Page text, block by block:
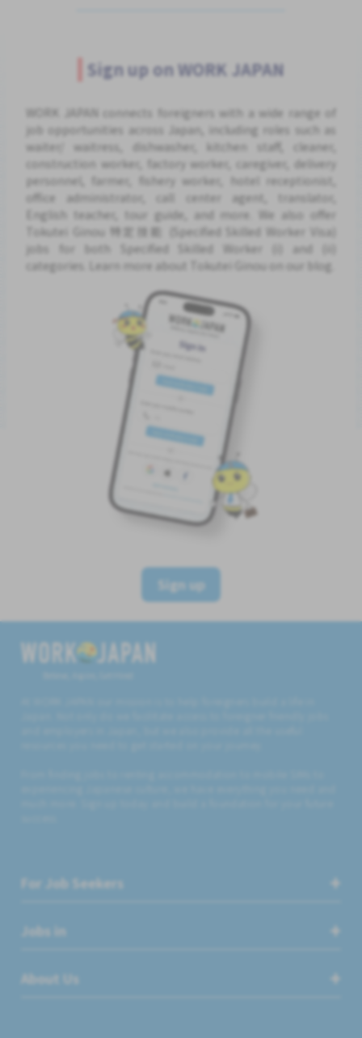
Sign up on WORK JAPAN
WORK JAPAN connects foreigners with a wide range of
job opportunities across Japan, including roles such as
waiter/ waitress, dishwasher, kitchen staff, cleaner,
construction worker, factory worker, caregiver, delivery
personnel, farmer, fishery worker, hotel receptionist,
office administrator, call center agent, translator,
English teacher, tour guide, and more. We also offer
Tokutei Ginou 特定技能 (Specified Skilled Worker Visa)
jobs for both Specified Skilled Worker (i) and (ii)
categories. Learn more about Tokutei Ginou on our blog.
Sign up
For Job Seekers
Jobs in
About Us